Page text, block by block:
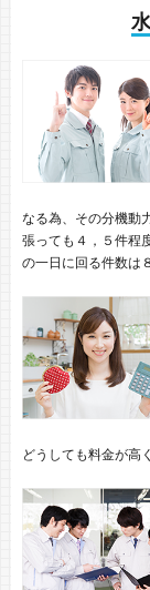
なる為、その分機動
張っても４，５件程
の一日に回る件数は
どうしても料金が高